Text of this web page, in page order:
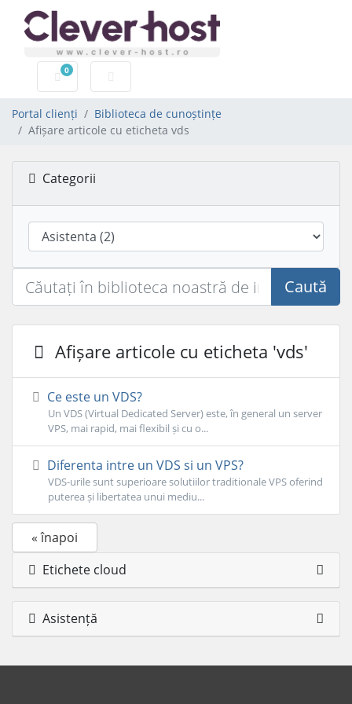
0
Coș de cumpărături
Portal clienți
Biblioteca de cunoștințe
Afișare articole cu eticheta vds
Categorii
Caută
Afișare articole cu eticheta 'vds'
Ce este un VDS?
Un VDS (Virtual Dedicated Server) este, în general un server
VPS, mai rapid, mai flexibil și cu o...
Diferenta intre un VDS si un VPS?
VDS-urile sunt superioare solutiilor traditionale VPS oferind
puterea și libertatea unui mediu...
« înapoi
Etichete cloud
Asistență